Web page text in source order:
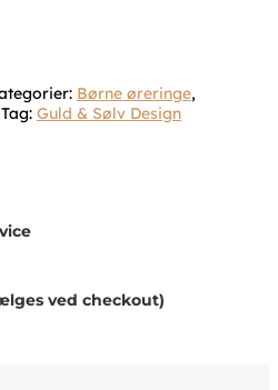
Børne øreringe,
Tag: Guld & Sølv Design
ved checkout)